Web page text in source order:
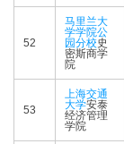
52
马里兰大
学学院公
园分校史
密斯商学
院
53
上海交通
大学安泰
经济管理
学院